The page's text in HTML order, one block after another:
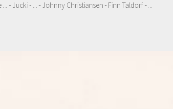
- Jucki - ... - Johnny Christiansen - Finn Taldorf - ...